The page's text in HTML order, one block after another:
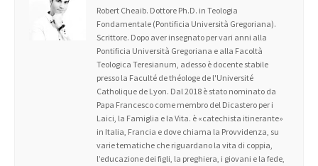
Robert Cheaib. Dottore Ph.D. in Teologia
Fondamentale (Pontificia Università Gregoriana).
Scrittore. Dopo aver insegnato per vari anni alla
Pontificia Università Gregoriana e alla Facoltà
Teologica Teresianum, adesso è docente stabile
presso la Faculté de théologe de l'Université
Catholique de Lyon. Dal 2018 è stato nominato da
Papa Francesco come membro del Dicastero per i
Laici, la Famiglia e la Vita. è «catechista itinerante»
in Italia, Francia e dove chiama la Provvidenza, su
varie tematiche che riguardano la vita di coppia,
l’educazione dei figli, la preghiera, i giovani e la fede,